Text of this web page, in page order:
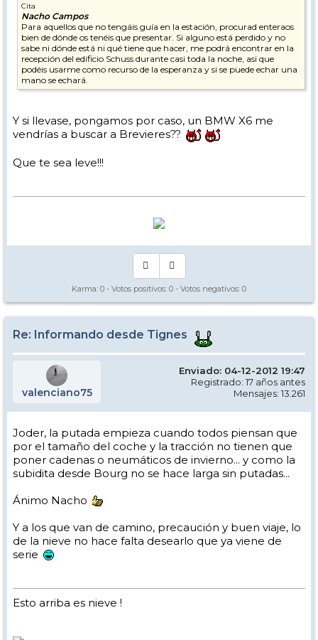
Cita
Nacho Campos
Para aquellos que no tengáis guía en la estación, procurad enteraos
bien de dónde os tenéis que presentar. Si alguno está perdido y no
sabe ni dónde está ni qué tiene que hacer, me podrá encontrar en la
recepción del edificio Schuss durante casi toda la noche, asi que
podéis usarme como recurso de la esperanza y si se puede echar una
mano se echará.
Y si llevase, pongamos por caso, un BMW X6 me
vendrías a buscar a Brevieres??
Que te sea leve!!!
Karma: 0 - Votos positivos: 0 - Votos negativos: 0
Re: Informando desde Tignes
valenciano75
Enviado: 04-12-2012 19:47
Registrado: 17 años antes
Mensajes: 13.261
Joder, la putada empieza cuando todos piensan que
por el tamaño del coche y la tracción no tienen que
poner cadenas o neumáticos de invierno... y como la
subidita desde Bourg no se hace larga sin putadas...
Ánimo Nacho
Y a los que van de camino, precaución y buen viaje, lo
de la nieve no hace falta desearlo que ya viene de
serie
Esto arriba es nieve !